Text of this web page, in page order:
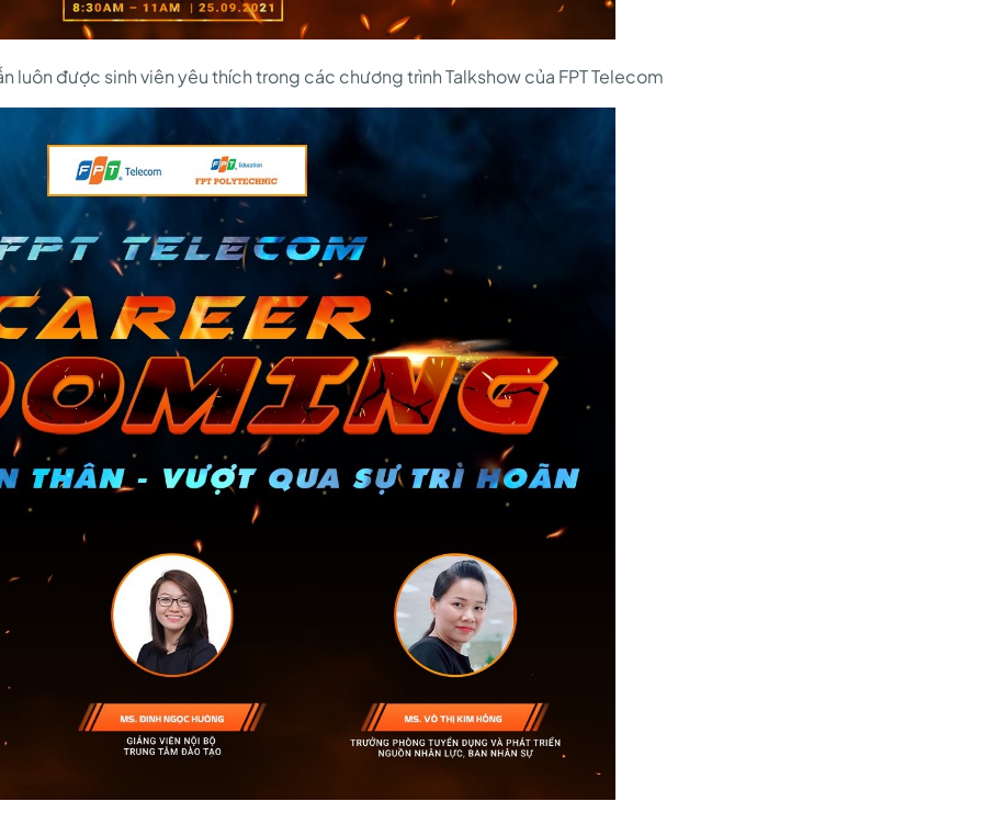
luôn được sinh viên yêu thích trong các chương trình Talkshow của FPT Telecom